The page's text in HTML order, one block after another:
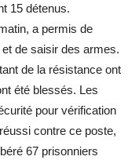
15 détenus.
a permis de
de saisir des armes.
de la résistance ont
été blessés. Les
pour vérification
contre ce poste,
67 prisonniers